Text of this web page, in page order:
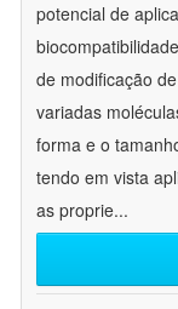
potencial de
de modificação
variadas
forma e o
tendo em vista
as proprie...